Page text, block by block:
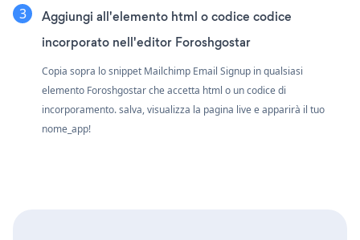
Aggiungi all'elemento html o codice codice
incorporato nell'editor Foroshgostar
Copia sopra lo snippet Mailchimp Email Signup in qualsiasi
elemento Foroshgostar che accetta html o un codice di
incorporamento. salva, visualizza la pagina live e apparirà il tuo
nome_app!